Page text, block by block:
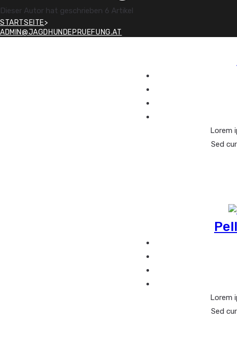
Dieser Autor hat geschrieben 6 Artikel
STARTSEITE>
ADMIN@JAGDHUNDEPRUEFUNG.AT
Lorem
Sed
Lorem
Sed